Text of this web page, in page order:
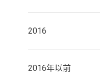
2016
2016年以前